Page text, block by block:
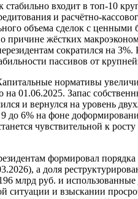
стабильно входит в топ-10
и расчётно-
объема сделок с
жёстких
сократился на
пассивов от
нормативы
01.06.2025. Запас
и вернулся на уровень
до 6% на фоне
чувствительной к
формировал
а доля
млрд руб. и
ситуации и взыскании